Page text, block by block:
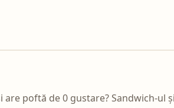
are poftă de 0 gustare? Sandwich-